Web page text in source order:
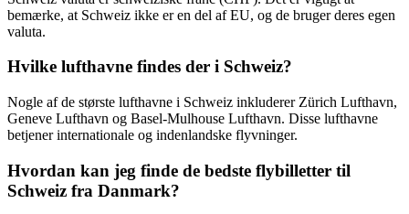
bemærke, at Schweiz ikke er en del af EU, og de bruger deres egen
valuta.
Hvilke lufthavne findes der i Schweiz?
Nogle af de største lufthavne i Schweiz inkluderer Zürich Lufthavn,
Geneve Lufthavn og Basel-Mulhouse Lufthavn. Disse lufthavne
betjener internationale og indenlandske flyvninger.
Hvordan kan jeg finde de bedste flybilletter til
Schweiz fra Danmark?